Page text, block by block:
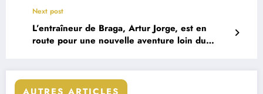
Next post
L’entraîneur de Braga, Artur Jorge, est en
route pour une nouvelle aventure loin du